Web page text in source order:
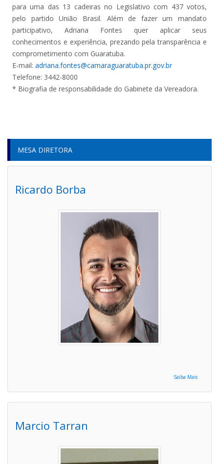
para uma das 13 cadeiras no Legislativo com 437 votos,
pelo partido União Brasil. Além de fazer um mandato
participativo, Adriana Fontes quer aplicar seus
conhecimentos e experiência, prezando pela transparência e
comprometimento com Guaratuba.
E-mail: adriana.fontes@camaraguaratuba.pr.gov.br
Telefone: 3442-8000
* Biografia de responsabilidade do Gabinete da Vereadora.
MESA DIRETORA
Ricardo Borba
Saiba Mais
Marcio Tarran